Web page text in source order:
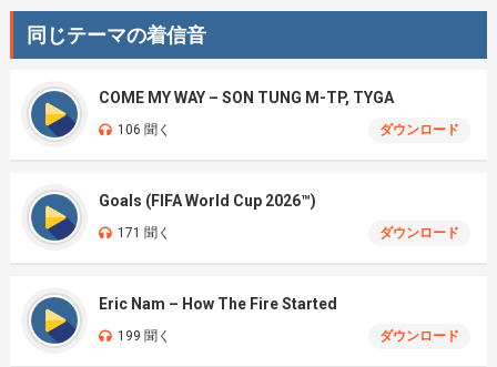
同じテーマの着信音
COME MY WAY – SON TUNG M-TP, TYGA
106 聞く ダウンロード
Goals (FIFA World Cup 2026™)
171 聞く ダウンロード
Eric Nam – How The Fire Started
199 聞く ダウンロード